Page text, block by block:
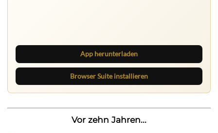
App herunterladen
Browser Suite installieren
Vor zehn Jahren...